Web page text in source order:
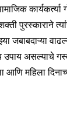
शक्ती पुरस्काराने
जबाबदाऱ्या
असल्याचे
आणि महिला